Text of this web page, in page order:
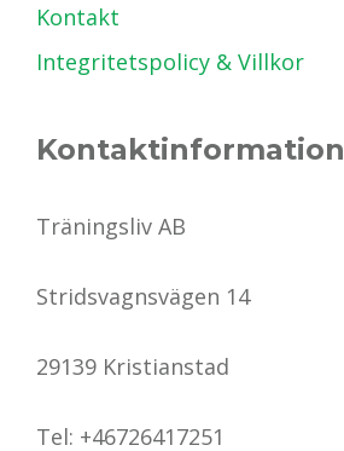
Kontakt
Integritetspolicy & Villkor
Kontaktinformation
Träningsliv AB
Stridsvagnsvägen 14
29139 Kristianstad
Tel: +46726417251